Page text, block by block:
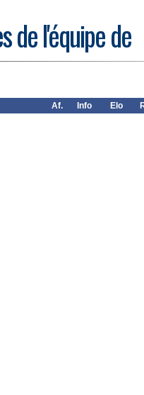
de l'équipe de
Af. Info Elo